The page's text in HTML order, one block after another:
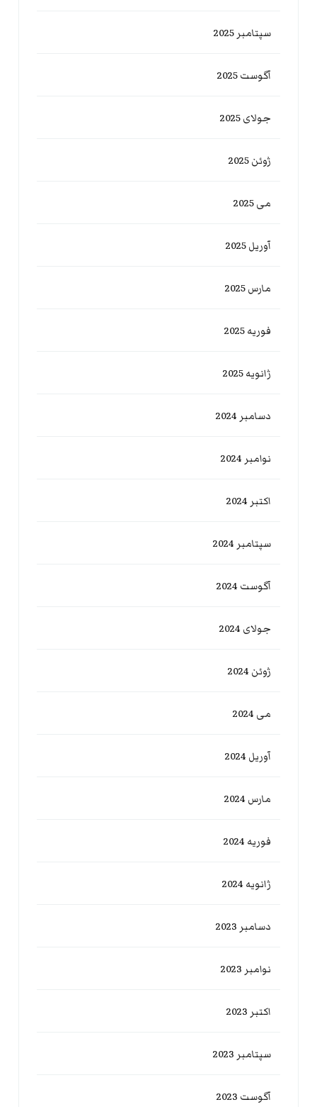
سپتامبر 2025
آگوست 2025
جولای 2025
ژوئن 2025
می 2025
آوریل 2025
مارس 2025
فوریه 2025
ژانویه 2025
دسامبر 2024
نوامبر 2024
اکتبر 2024
سپتامبر 2024
آگوست 2024
جولای 2024
ژوئن 2024
می 2024
آوریل 2024
مارس 2024
فوریه 2024
ژانویه 2024
دسامبر 2023
نوامبر 2023
اکتبر 2023
سپتامبر 2023
آگوست 2023